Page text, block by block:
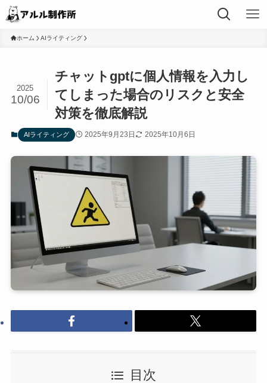
ホーム AIライティング
チャットgptに個人情報を入力し
てしまった場合のリスクと安全
対策を徹底解説
2025
10/06
AIライティング 2025年9月23日 2025年10月6日
目次